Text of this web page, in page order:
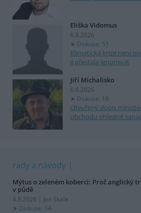
Eliška Vidomus
6.8.2026
Diskuse: 51
Klimatická krize není
ji přestala ignorovat
Jiří Michalisko
6.8.2026
Diskuse: 18
Otevřený dopis
obchodu ohledně
rady a návody
Mýtus o zeleném koberci: Proč anglický
v půdě
4.8.2026 | Jan Skala
Diskuse: 34